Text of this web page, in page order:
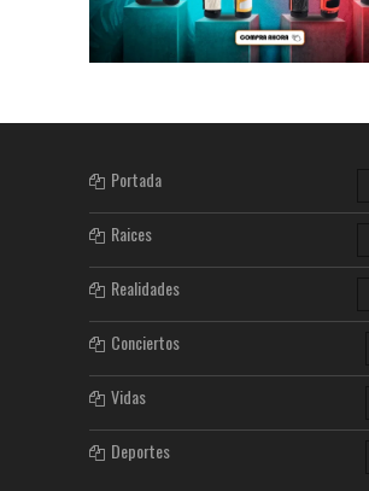
Portada
Raices
Realidades
Conciertos
Vidas
Deportes